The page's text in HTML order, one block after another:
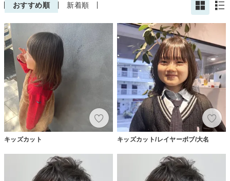
おすすめ順 新着順
キッズカット キッズカット/レイヤーボブ/大名